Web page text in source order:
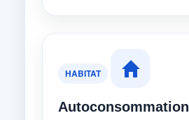
HABITAT
Autoconsommation